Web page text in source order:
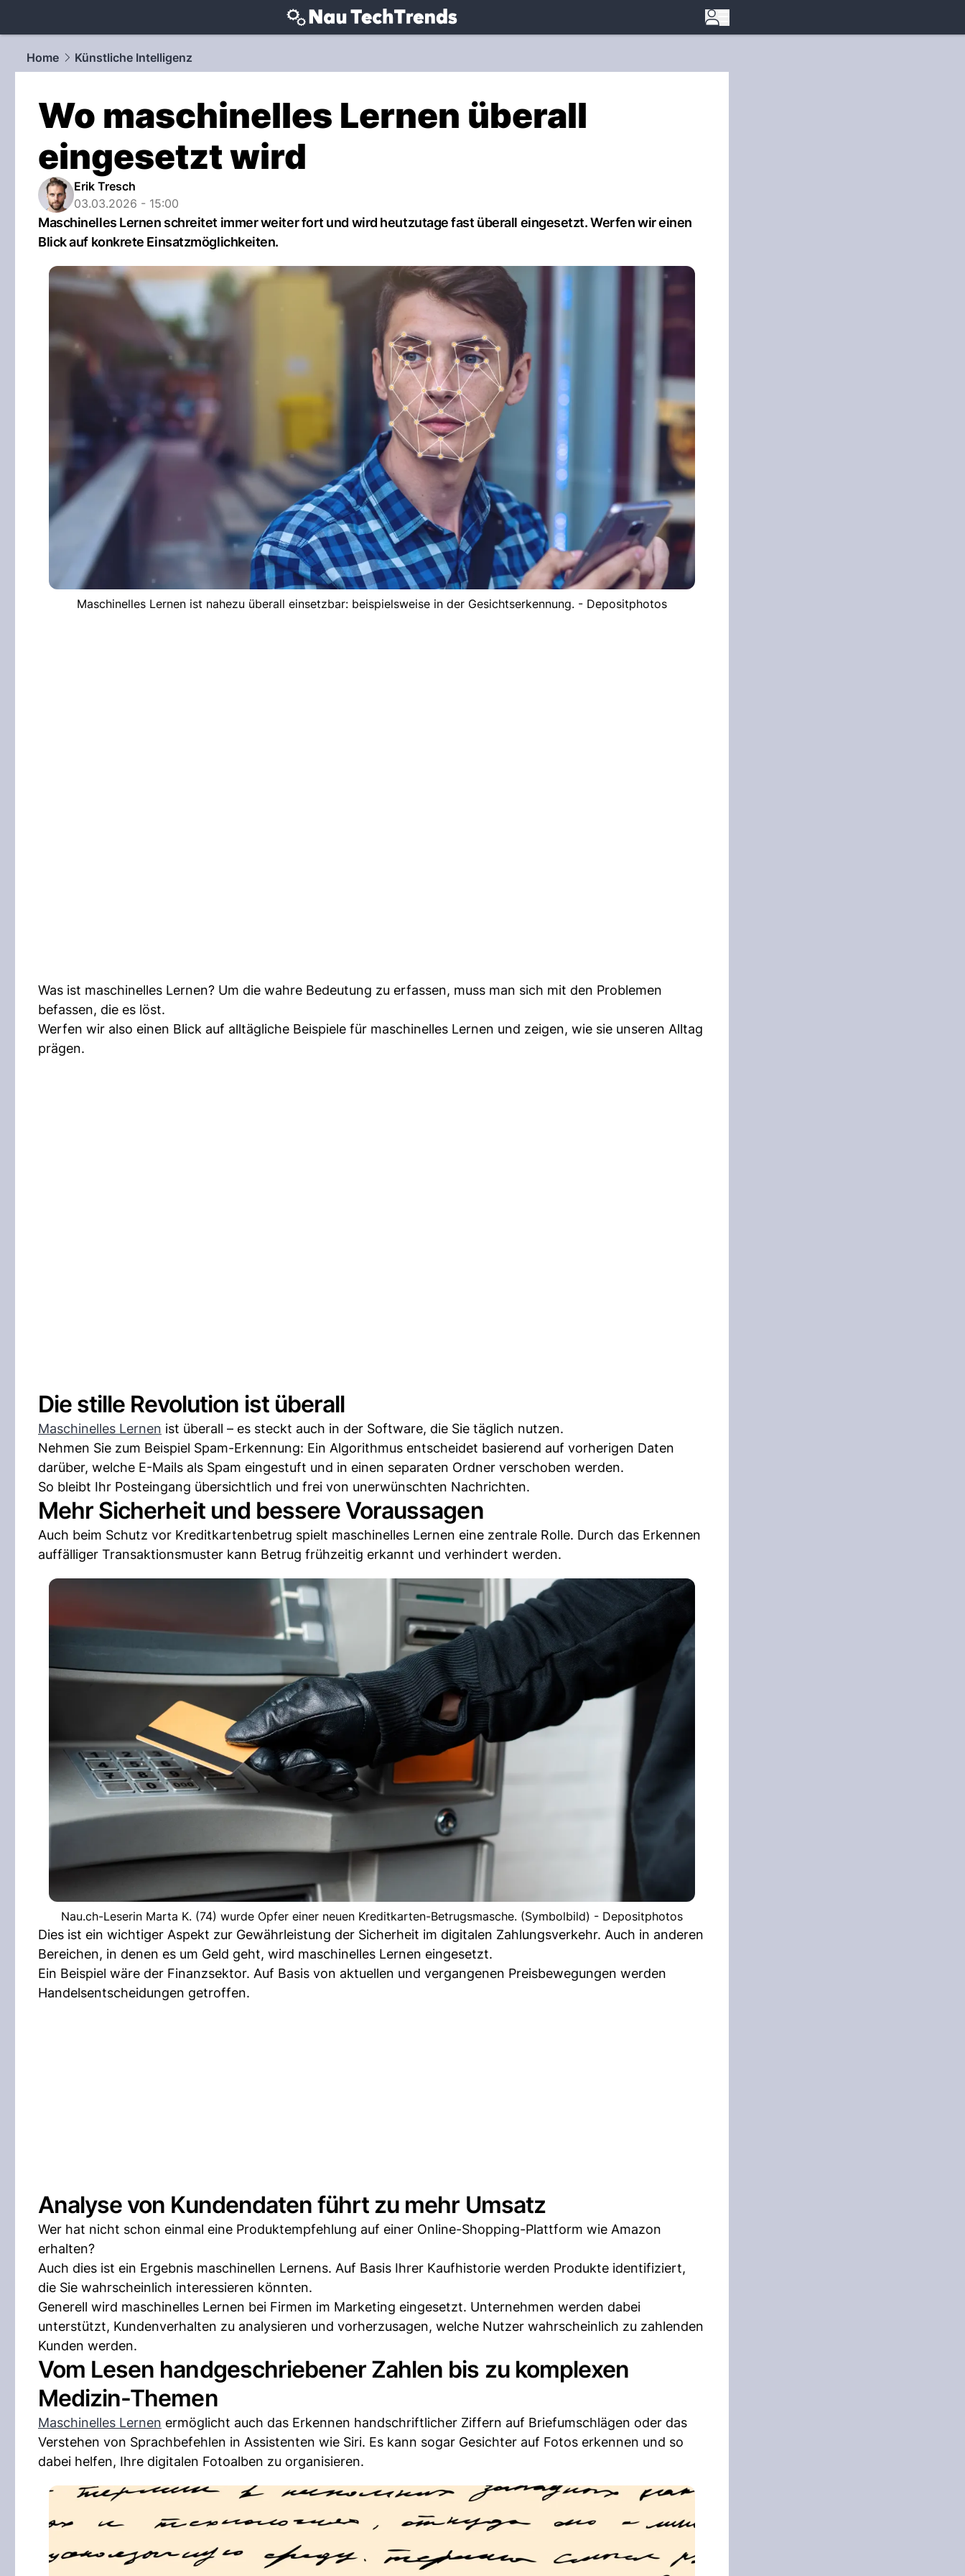
techtrends.NAU.ch
Home
Künstliche Intelligenz
Wo maschinelles Lernen überall
eingesetzt wird
Erik Tresch
03.03.2026 - 15:00
Maschinelles Lernen schreitet immer weiter fort und wird heutzutage fast überall eingesetzt. Werfen wir einen
Blick auf konkrete Einsatzmöglichkeiten.
Maschinelles Lernen ist nahezu überall einsetzbar: beispielsweise in der Gesichtserkennung. - Depositphotos
Was ist maschinelles Lernen? Um die wahre Bedeutung zu erfassen, muss man sich mit den Problemen
befassen, die es löst.
Werfen wir also einen Blick auf alltägliche Beispiele für maschinelles Lernen und zeigen, wie sie unseren Alltag
prägen.
Die stille Revolution ist überall
Maschinelles Lernen ist überall – es steckt auch in der Software, die Sie täglich nutzen.
Nehmen Sie zum Beispiel Spam-Erkennung: Ein Algorithmus entscheidet basierend auf vorherigen Daten
darüber, welche E-Mails als Spam eingestuft und in einen separaten Ordner verschoben werden.
So bleibt Ihr Posteingang übersichtlich und frei von unerwünschten Nachrichten.
Mehr Sicherheit und bessere Voraussagen
Auch beim Schutz vor Kreditkartenbetrug spielt maschinelles Lernen eine zentrale Rolle. Durch das Erkennen
auffälliger Transaktionsmuster kann Betrug frühzeitig erkannt und verhindert werden.
Nau.ch-Leserin Marta K. (74) wurde Opfer einer neuen Kreditkarten-Betrugsmasche. (Symbolbild) - Depositphotos
Dies ist ein wichtiger Aspekt zur Gewährleistung der Sicherheit im digitalen Zahlungsverkehr. Auch in anderen
Bereichen, in denen es um Geld geht, wird maschinelles Lernen eingesetzt.
Ein Beispiel wäre der Finanzsektor. Auf Basis von aktuellen und vergangenen Preisbewegungen werden
Handelsentscheidungen getroffen.
Analyse von Kundendaten führt zu mehr Umsatz
Wer hat nicht schon einmal eine Produktempfehlung auf einer Online-Shopping-Plattform wie Amazon
erhalten?
Auch dies ist ein Ergebnis maschinellen Lernens. Auf Basis Ihrer Kaufhistorie werden Produkte identifiziert,
die Sie wahrscheinlich interessieren könnten.
Generell wird maschinelles Lernen bei Firmen im Marketing eingesetzt. Unternehmen werden dabei
unterstützt, Kundenverhalten zu analysieren und vorherzusagen, welche Nutzer wahrscheinlich zu zahlenden
Kunden werden.
Vom Lesen handgeschriebener Zahlen bis zu komplexen
Medizin-Themen
Maschinelles Lernen ermöglicht auch das Erkennen handschriftlicher Ziffern auf Briefumschlägen oder das
Verstehen von Sprachbefehlen in Assistenten wie Siri. Es kann sogar Gesichter auf Fotos erkennen und so
dabei helfen, Ihre digitalen Fotoalben zu organisieren.